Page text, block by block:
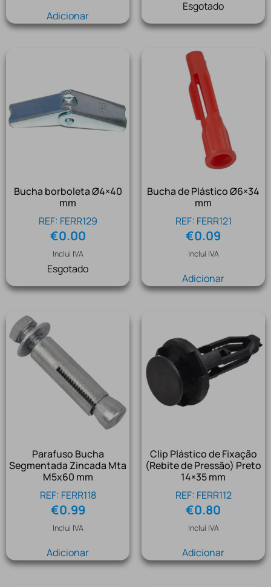
Adicionar
Esgotado
Bucha borboleta Ø4×40
mm
REF: FERR129
€0.00
Inclui IVA
Esgotado
Bucha de Plástico Ø6×34
mm
REF: FERR121
€0.09
Inclui IVA
Adicionar
Parafuso Bucha
Segmentada Zincada Mta
M5x60 mm
REF: FERR118
€0.99
Inclui IVA
Adicionar
Clip Plástico de Fixação
(Rebite de Pressão) Preto
14×35 mm
REF: FERR112
€0.80
Inclui IVA
Adicionar